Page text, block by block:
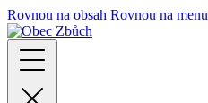
Rovnou na obsah Rovnou na menu